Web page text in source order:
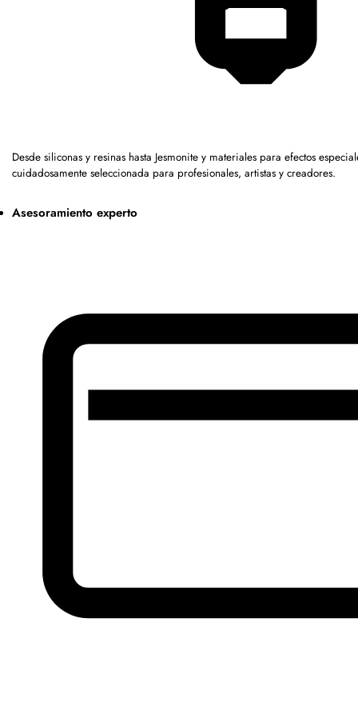
Desde siliconas y resinas hasta Jesmonite y materiales para efectos
cuidadosamente seleccionada para profesionales, artistas y creadores.
Asesoramiento experto